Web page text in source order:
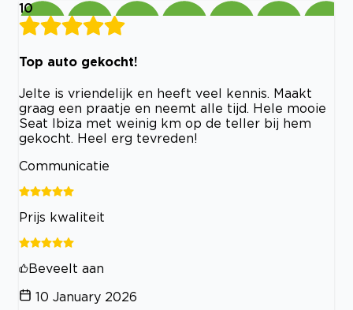
10
Top auto gekocht!
Jelte is vriendelijk en heeft veel kennis. Maakt
graag een praatje en neemt alle tijd. Hele mooie
Seat Ibiza met weinig km op de teller bij hem
gekocht. Heel erg tevreden!
Communicatie
Prijs kwaliteit
Beveelt aan
10 January 2026